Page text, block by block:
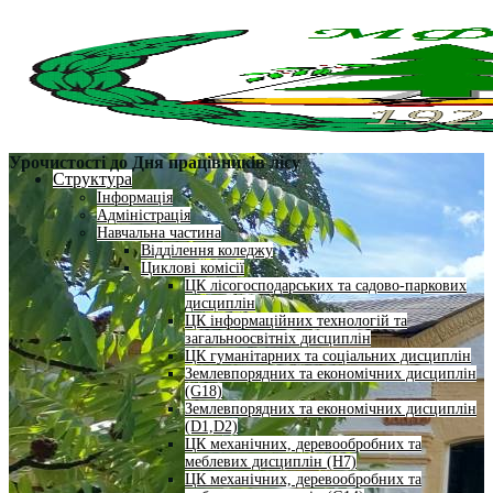
Структура
Інформація
Адміністрація
Навчальна частина
Відділення коледжу
Циклові комісії
ЦК лісогосподарських та садово-паркових
дисциплін
ЦК інформаційних технологій та
загальноосвітніх дисциплін
ЦК гуманітарних та соціальних дисциплін
Землевпорядних та економічних дисциплін
(G18)
Землевпорядних та економічних дисциплін
(D1,D2)
ЦК механічних, деревообробних та
меблевих дисциплін (H7)
ЦК механічних, деревообробних та
Урочистості до Дня працівників лісу